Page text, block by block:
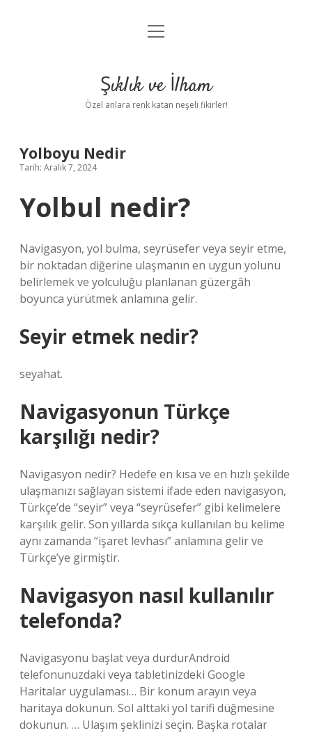
Anasayfa
Yasal Uyarı
menüyü
Şıklık ve İlham
Özel anlara renk katan neşeli fikirler!
Yolboyu Nedir
Tarih: Aralık 7, 2024
Yolbul nedir?
Navigasyon, yol bulma, seyrüsefer veya seyir etme,
bir noktadan diğerine ulaşmanın en uygun yolunu
belirlemek ve yolculuğu planlanan güzergâh
boyunca yürütmek anlamına gelir.
Seyir etmek nedir?
seyahat.
Navigasyonun Türkçe
karşılığı nedir?
Navigasyon nedir? Hedefe en kısa ve en hızlı şekilde
ulaşmanızı sağlayan sistemi ifade eden navigasyon,
Türkçe’de “seyir” veya “seyrüsefer” gibi kelimelere
karşılık gelir. Son yıllarda sıkça kullanılan bu kelime
aynı zamanda “işaret levhası” anlamına gelir ve
Türkçe’ye girmiştir.
Navigasyon nasıl kullanılır
telefonda?
Navigasyonu başlat veya durdurAndroid
telefonunuzdaki veya tabletinizdeki Google
Haritalar uygulaması… Bir konum arayın veya
haritaya dokunun. Sol alttaki yol tarifi düğmesine
dokunun. … Ulaşım şeklinizi seçin. Başka rotalar